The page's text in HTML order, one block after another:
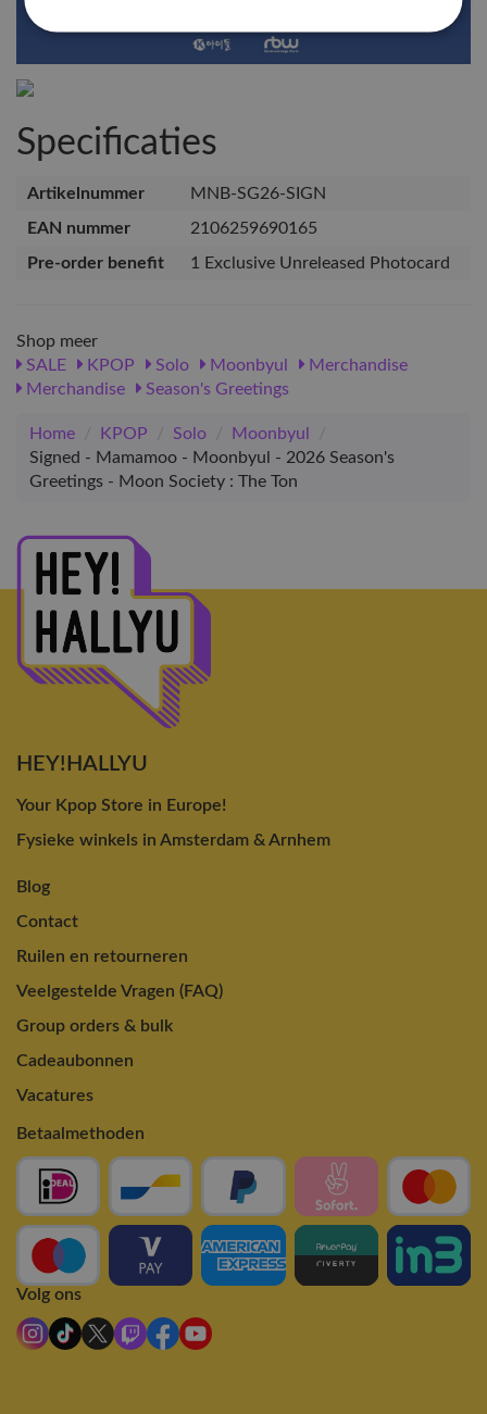
Specificaties
Artikelnummer
MNB-SG26-SIGN
EAN nummer
2106259690165
Pre-order benefit
1 Exclusive Unreleased Photocard
Shop meer
SALE
KPOP Solo Moonbyul
Merchandise
Merchandise
Season's Greetings
Home / KPOP / Solo / Moonbyul
/
Signed - Mamamoo - Moonbyul - 2026 Season's
Greetings - Moon Society : The Ton
HEY!HALLYU
Your Kpop Store in Europe!
Fysieke winkels in Amsterdam & Arnhem
Blog
Contact
Ruilen en retourneren
Veelgestelde Vragen (FAQ)
Group orders & bulk
Cadeaubonnen
Vacatures
Betaalmethoden
Volg ons